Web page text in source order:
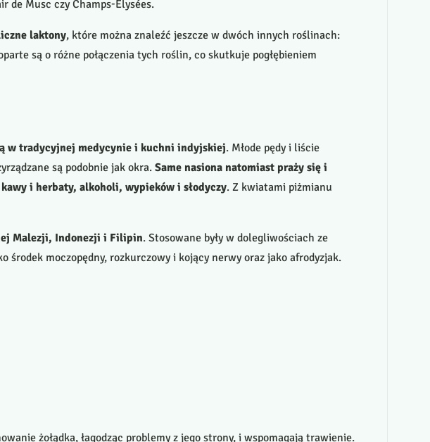
de Musc czy Champs-Élysées.
laktony, które można znaleźć jeszcze w dwóch innych roślinach:
są o różne połączenia tych roślin, co skutkuje pogłębieniem
w tradycyjnej medycynie i kuchni indyjskiej. Młode pędy i liście
są podobnie jak okra. Same nasiona natomiast praży się i
i herbaty, alkoholi, wypieków i słodyczy. Z kwiatami piżmianu
Malezji, Indonezji i Filipin. Stosowane były w dolegliwościach ze
środek moczopędny, rozkurczowy i kojący nerwy oraz jako afrodyzjak.
żołądka, łagodząc problemy z jego strony, i wspomagają trawienie.